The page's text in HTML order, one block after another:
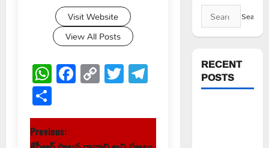
Visit Website
View All Posts
WhatsApp
Facebook
Copy
Link
TwitterTelegram
P
Previous:
Search
for:
RECENT
POSTS